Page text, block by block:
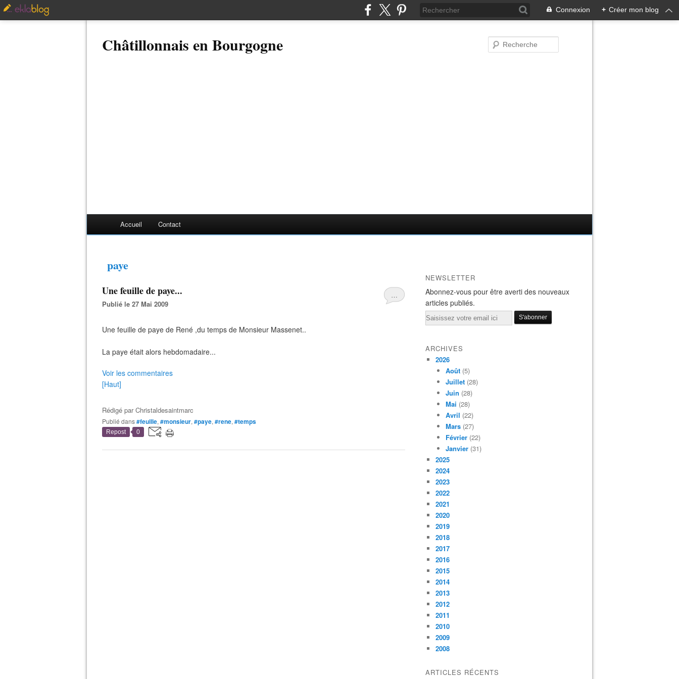
Connexion + Créer mon blog
Châtillonnais en Bourgogne
Accueil Contact
paye
…
Une feuille de paye...
Publié le 27 Mai 2009
Une feuille de paye de René ,du temps de Monsieur Massenet..
La paye était alors hebdomadaire...
Voir les commentaires
[Haut]
Rédigé parChristaldesaintmarc
Publié dans#feuille, #monsieur, #paye, #rene, #temps
Repost 0
NEWSLETTER
Abonnez-vous pour être averti des nouveaux
articles publiés.
Email
ARCHIVES
2026
Août (5)
Juillet (28)
Juin (28)
Mai (28)
Avril (22)
Mars (27)
Février (22)
Janvier (31)
2025
2024
2023
2022
2021
2020
2019
2018
2017
2016
2015
2014
2013
2012
2011
2010
2009
2008
ARTICLES RÉCENTS